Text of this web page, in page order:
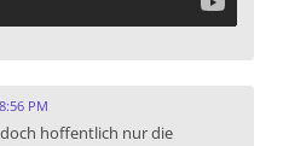
PM
hoffentlich nur die